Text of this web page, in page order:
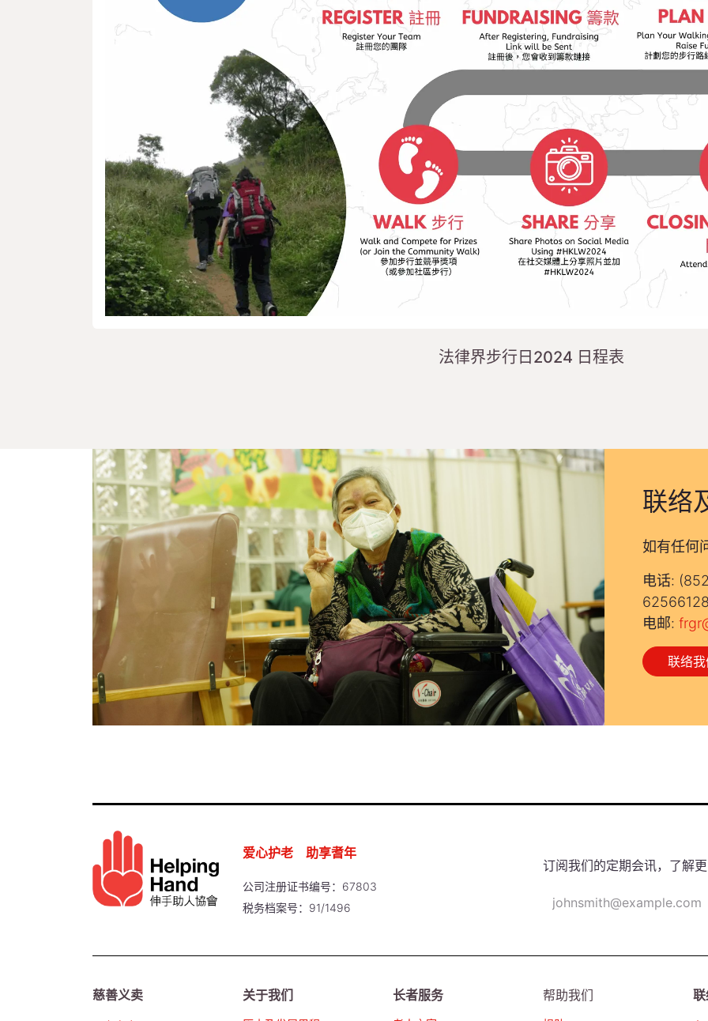
法律界步行日2024 日程表
联络
如有任何
电话:
电邮:
联络
爱心护老 助享耆年
公司注册证书编号：67803
税务档案号：91/1496
订阅我们的定期会讯，了解
慈善义卖 关于我们 长者服务 帮助我们